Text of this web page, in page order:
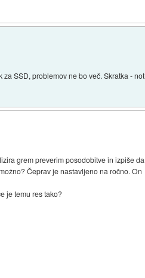
SSD, problemov ne bo več. Skratka -
grem preverim posodobitve in izpiše
Čeprav je nastavljeno na ročno. On
je temu res tako?